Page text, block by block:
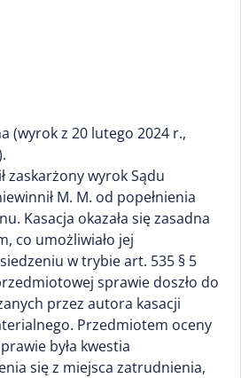
(wyrok z 20 lutego 2024 r.,
zaskarżony wyrok Sądu
M. M. od popełnienia
Kasacja okazała się zasadna
co umożliwiało jej
w trybie art. 535 § 5
sprawie doszło do
przez autora kasacji
Przedmiotem oceny
była kwestia
się z miejsca zatrudnienia,